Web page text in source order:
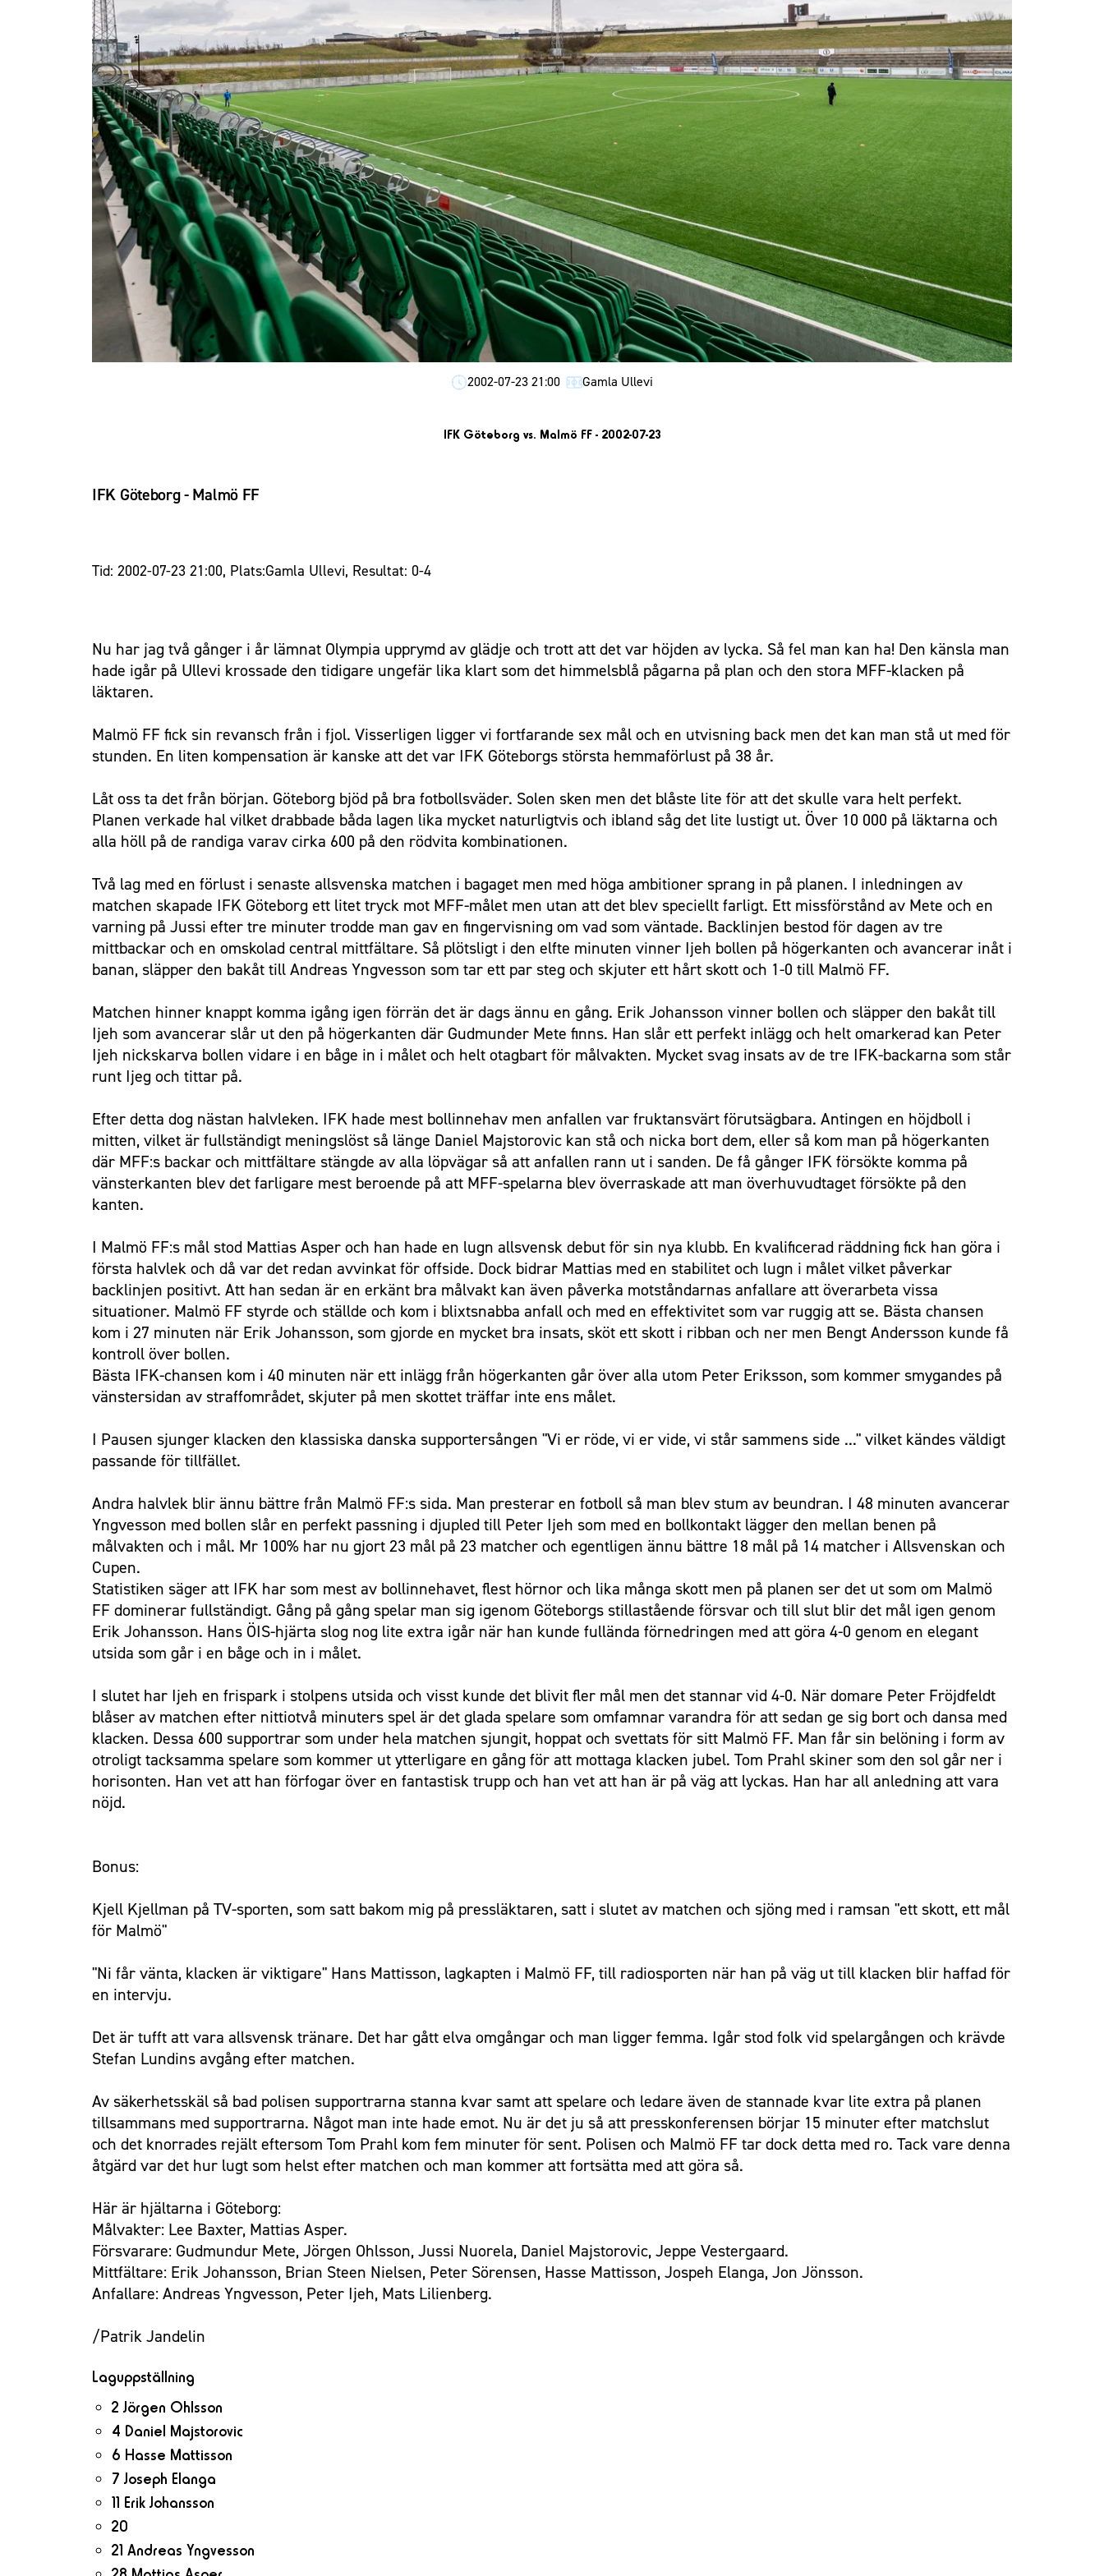
Om Malmö FF
IFK Göteborg vs. Malmö FF - 2002-07-23
2002-07-23 21:00 Gamla Ullevi
IFK Göteborg - Malmö FF
Tid: 2002-07-23 21:00, Plats:Gamla Ullevi, Resultat: 0-4
Nu har jag två gånger i år lämnat Olympia upprymd av glädje och trott att det var höjden av lycka. Så fel man kan ha! Den känsla man
hade igår på Ullevi krossade den tidigare ungefär lika klart som det himmelsblå pågarna på plan och den stora MFF-klacken på
läktaren.
Malmö FF fick sin revansch från i fjol. Visserligen ligger vi fortfarande sex mål och en utvisning back men det kan man stå ut med för
stunden. En liten kompensation är kanske att det var IFK Göteborgs största hemmaförlust på 38 år.
Låt oss ta det från början. Göteborg bjöd på bra fotbollsväder. Solen sken men det blåste lite för att det skulle vara helt perfekt.
Planen verkade hal vilket drabbade båda lagen lika mycket naturligtvis och ibland såg det lite lustigt ut. Över 10 000 på läktarna och
alla höll på de randiga varav cirka 600 på den rödvita kombinationen.
Två lag med en förlust i senaste allsvenska matchen i bagaget men med höga ambitioner sprang in på planen. I inledningen av
matchen skapade IFK Göteborg ett litet tryck mot MFF-målet men utan att det blev speciellt farligt. Ett missförstånd av Mete och en
varning på Jussi efter tre minuter trodde man gav en fingervisning om vad som väntade. Backlinjen bestod för dagen av tre
mittbackar och en omskolad central mittfältare. Så plötsligt i den elfte minuten vinner Ijeh bollen på högerkanten och avancerar inåt i
banan, släpper den bakåt till Andreas Yngvesson som tar ett par steg och skjuter ett hårt skott och 1-0 till Malmö FF.
Matchen hinner knappt komma igång igen förrän det är dags ännu en gång. Erik Johansson vinner bollen och släpper den bakåt till
Ijeh som avancerar slår ut den på högerkanten där Gudmunder Mete finns. Han slår ett perfekt inlägg och helt omarkerad kan Peter
Ijeh nickskarva bollen vidare i en båge in i målet och helt otagbart för målvakten. Mycket svag insats av de tre IFK-backarna som står
runt Ijeg och tittar på.
Efter detta dog nästan halvleken. IFK hade mest bollinnehav men anfallen var fruktansvärt förutsägbara. Antingen en höjdboll i
mitten, vilket är fullständigt meningslöst så länge Daniel Majstorovic kan stå och nicka bort dem, eller så kom man på högerkanten
där MFF:s backar och mittfältare stängde av alla löpvägar så att anfallen rann ut i sanden. De få gånger IFK försökte komma på
vänsterkanten blev det farligare mest beroende på att MFF-spelarna blev överraskade att man överhuvudtaget försökte på den
kanten.
I Malmö FF:s mål stod Mattias Asper och han hade en lugn allsvensk debut för sin nya klubb. En kvalificerad räddning fick han göra i
första halvlek och då var det redan avvinkat för offside. Dock bidrar Mattias med en stabilitet och lugn i målet vilket påverkar
backlinjen positivt. Att han sedan är en erkänt bra målvakt kan även påverka motståndarnas anfallare att överarbeta vissa
situationer. Malmö FF styrde och ställde och kom i blixtsnabba anfall och med en effektivitet som var ruggig att se. Bästa chansen
kom i 27 minuten när Erik Johansson, som gjorde en mycket bra insats, sköt ett skott i ribban och ner men Bengt Andersson kunde få
kontroll över bollen.
Bästa IFK-chansen kom i 40 minuten när ett inlägg från högerkanten går över alla utom Peter Eriksson, som kommer smygandes på
vänstersidan av straffområdet, skjuter på men skottet träffar inte ens målet.
I Pausen sjunger klacken den klassiska danska supportersången "Vi er röde, vi er vide, vi står sammens side ..." vilket kändes väldigt
passande för tillfället.
Andra halvlek blir ännu bättre från Malmö FF:s sida. Man presterar en fotboll så man blev stum av beundran. I 48 minuten avancerar
Yngvesson med bollen slår en perfekt passning i djupled till Peter Ijeh som med en bollkontakt lägger den mellan benen på
målvakten och i mål. Mr 100% har nu gjort 23 mål på 23 matcher och egentligen ännu bättre 18 mål på 14 matcher i Allsvenskan och
Cupen.
Statistiken säger att IFK har som mest av bollinnehavet, flest hörnor och lika många skott men på planen ser det ut som om Malmö
FF dominerar fullständigt. Gång på gång spelar man sig igenom Göteborgs stillastående försvar och till slut blir det mål igen genom
Erik Johansson. Hans ÖIS-hjärta slog nog lite extra igår när han kunde fullända förnedringen med att göra 4-0 genom en elegant
utsida som går i en båge och in i målet.
I slutet har Ijeh en frispark i stolpens utsida och visst kunde det blivit fler mål men det stannar vid 4-0. När domare Peter Fröjdfeldt
blåser av matchen efter nittiotvå minuters spel är det glada spelare som omfamnar varandra för att sedan ge sig bort och dansa med
klacken. Dessa 600 supportrar som under hela matchen sjungit, hoppat och svettats för sitt Malmö FF. Man får sin belöning i form av
otroligt tacksamma spelare som kommer ut ytterligare en gång för att mottaga klacken jubel. Tom Prahl skiner som den sol går ner i
horisonten. Han vet att han förfogar över en fantastisk trupp och han vet att han är på väg att lyckas. Han har all anledning att vara
nöjd.
Bonus:
Kjell Kjellman på TV-sporten, som satt bakom mig på pressläktaren, satt i slutet av matchen och sjöng med i ramsan "ett skott, ett mål
för Malmö"
"Ni får vänta, klacken är viktigare" Hans Mattisson, lagkapten i Malmö FF, till radiosporten när han på väg ut till klacken blir haffad för
en intervju.
Det är tufft att vara allsvensk tränare. Det har gått elva omgångar och man ligger femma. Igår stod folk vid spelargången och krävde
Stefan Lundins avgång efter matchen.
Av säkerhetsskäl så bad polisen supportrarna stanna kvar samt att spelare och ledare även de stannade kvar lite extra på planen
tillsammans med supportrarna. Något man inte hade emot. Nu är det ju så att presskonferensen börjar 15 minuter efter matchslut
och det knorrades rejält eftersom Tom Prahl kom fem minuter för sent. Polisen och Malmö FF tar dock detta med ro. Tack vare denna
åtgärd var det hur lugt som helst efter matchen och man kommer att fortsätta med att göra så.
Här är hjältarna i Göteborg:
Målvakter: Lee Baxter, Mattias Asper.
Försvarare: Gudmundur Mete, Jörgen Ohlsson, Jussi Nuorela, Daniel Majstorovic, Jeppe Vestergaard.
Mittfältare: Erik Johansson, Brian Steen Nielsen, Peter Sörensen, Hasse Mattisson, Jospeh Elanga, Jon Jönsson.
Anfallare: Andreas Yngvesson, Peter Ijeh, Mats Lilienberg.
/Patrik Jandelin
Laguppställning
2 Jörgen Ohlsson
4 Daniel Majstorovic
6 Hasse Mattisson
7 Joseph Elanga
11 Erik Johansson
20
21 Andreas Yngvesson